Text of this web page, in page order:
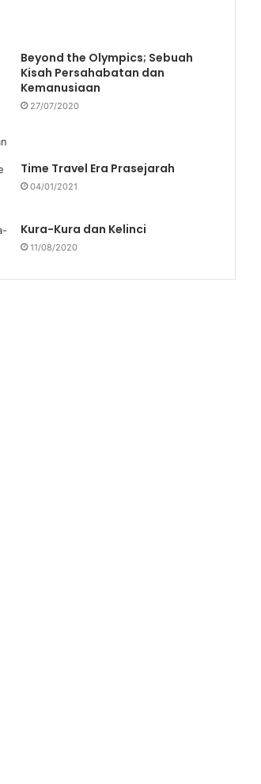
Beyond the Olympics; Sebuah
Kisah Persahabatan dan
Kemanusiaan
27/07/2020
Time Travel Era Prasejarah
04/01/2021
Kura-Kura dan Kelinci
11/08/2020